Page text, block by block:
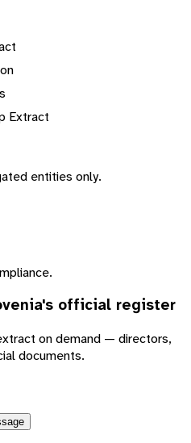
Extract
entities only.
's official register
on demand — directors,
documents.